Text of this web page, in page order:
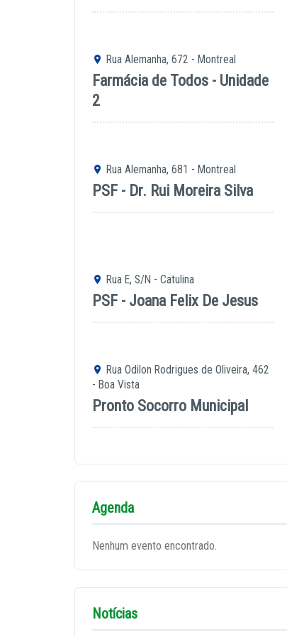
Rua Alemanha, 672 - Montreal
Farmácia de Todos - Unidade
2
Rua Alemanha, 681 - Montreal
PSF - Dr. Rui Moreira Silva
Rua E, S/N - Catulina
PSF - Joana Felix De Jesus
Rua Odilon Rodrigues de Oliveira, 462
- Boa Vista
Pronto Socorro Municipal
Agenda
Nenhum evento encontrado.
Notícias